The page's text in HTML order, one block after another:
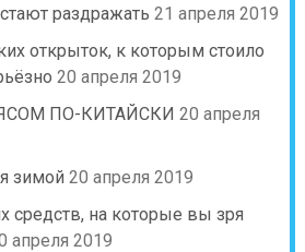
раздражать 21 апреля 2019
открыток, к которым стоило
20 апреля 2019
ПО-КИТАЙСКИ 20 апреля
зимой 20 апреля 2019
средств, на которые вы зря
апреля 2019